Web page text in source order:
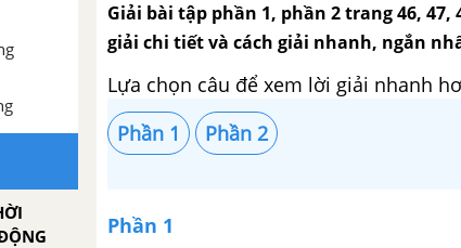
Giải bài tập phần 1, phần 2 trang 46,
giải chi tiết và cách giải nhanh, ngắn
Lựa chọn câu để xem lời giải nhanh
Phần 1
Phần 2
Phần 1